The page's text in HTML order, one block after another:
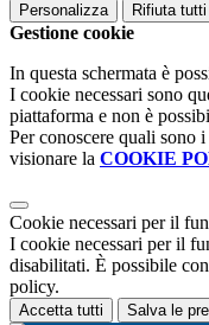
Personalizza Rifiuta tutti
Gestione cookie
In questa schermata è
I cookie necessari sono
piattaforma e non è
Per conoscere quali sono
visionare la COOKIE
Cookie necessari per il
I cookie necessari per il
disabilitati. È possibile
policy.
Accetta tutti Salva le